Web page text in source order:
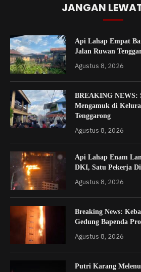
JANGAN
Api Lahap Empat
Jalan Ruwan
Agustus 8, 2026
BREAKING NEWS:
Mengamuk di
Tenggarong
Agustus 8, 2026
Api Lahap Enam
DKI, Satu Pekerja
Agustus 8, 2026
Breaking News:
Gedung Bapenda
Agustus 8, 2026
Putri Karang